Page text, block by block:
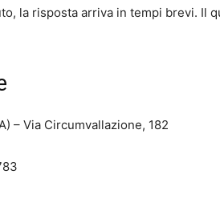
la risposta arriva in tempi brevi. Il
– Via Circumvallazione, 182